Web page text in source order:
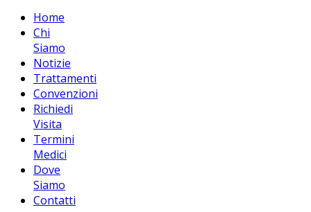
Home
Chi
Siamo
Notizie
Trattamenti
Convenzioni
Richiedi
Visita
Termini
Medici
Dove
Siamo
Contatti